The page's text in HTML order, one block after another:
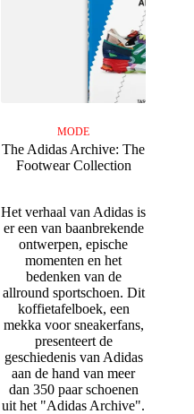
MODE
The Adidas Archive: The
Footwear Collection
Het verhaal van Adidas is
er een van baanbrekende
ontwerpen, epische
momenten en het
bedenken van de
allround sportschoen. Dit
koffietafelboek, een
mekka voor sneakerfans,
presenteert de
geschiedenis van Adidas
aan de hand van meer
dan 350 paar schoenen
uit het "Adidas Archive".